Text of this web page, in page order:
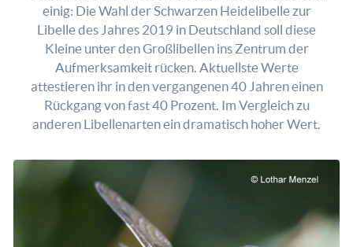
einig: Die Wahl der Schwarzen Heidelibelle zur
Libelle des Jahres 2019 in Deutschland soll diese
Kleine unter den Großlibellen ins Zentrum der
Aufmerksamkeit rücken. Aktuellste Werte
attestieren ihr in den vergangenen 40 Jahren einen
Rückgang von fast 40 Prozent. Im Vergleich zu
anderen Libellenarten ein dramatisch hoher Wert.